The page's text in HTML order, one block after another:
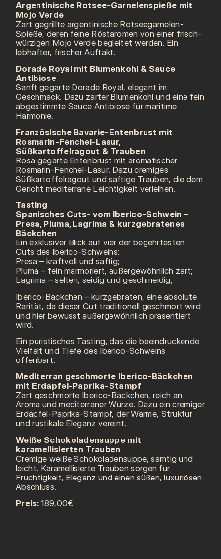
Argentinische Rotsee-Garnelenspieße mit
Mojo Verde
Zart gegrillte argentinische Rotseegarnelen-
Spieße, deren feine Röstaromen von einer frisch-
würzigen Mojo Verde begleitet werden. Ein
lebhafter, frischer Auftakt.
Dorade Royal mit Blumenkohl & Sauce
Antibiose
Sanft gegarte Dorade Royal, elegant im
Geschmack. Dazu zarter Blumenkohl und eine fein
abgestimmte Sauce Antibiose für maritime
Harmonie.
Französische Bavarie-Entenbrust mit
Rosmarin-Fenchel-Lasur,
Süßkartoffelragout & Trauben
Rosa gegarte Entenbrust mit aromatischer
Rosmarin-Fenchel-Lasur. Dazu cremiges
Süßkartoffelragout und saftige Trauben, die dem
Gericht mediterrane Leichtigkeit verleihen.
Tasting
Spanisches Cuts- vom Iberico-Schwein –
Presa, Pluma, Lagrima & kurzgebratenes
Bäckchen
Ein exklusiver Blick auf vier der begehrtesten
Cuts des Iberico-Schweins:
Presa – kraftvoll und saftig;
Pluma – fein marmoriert, außergewöhnlich zart;
Lagrima – selten, seidig und geschmeidig;
Iberico-Bäckchen – kurzgebraten, eine absolute
Rarität, da dieser Cut traditionell geschmort wird
und hier bewusst außergewöhnlich präsentiert
wird.
Ein puristisches Tasting, das die beeindruckende
Vielfalt und Tiefe des Iberico-Schweins
offenbart.
Mediterran geschmorte Iberico-Bäckchen
mit Erdapfel-Paprika-Stampf
Zart geschmorte Iberico-Bäckchen, reich an
Aroma und mediterraner Würze. Dazu ein cremiger
Erdäpfel-Paprika-Stampf, der Wärme, Struktur
und rustikale Eleganz vereint.
Weiße Schokoladensuppe mit
karamellisierten Trauben
Cremige weiße Schokoladensuppe, samtig und
leicht. Karamellisierte Trauben sorgen für
Fruchtigkeit, Eleganz und einen süßen, luxuriösen
Abschluss.
Preis:189,00€